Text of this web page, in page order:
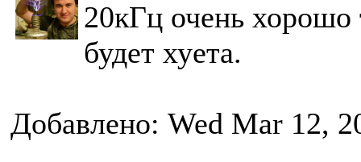
20кГц очень хорошо
будет хуета.
Добавлено: Wed Mar 12,